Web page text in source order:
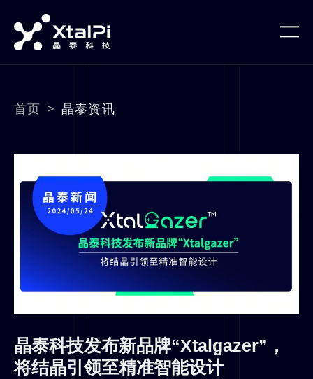
首页 > 晶泰资讯
晶泰科技发布新品牌“Xtalgazer”，
将结晶引领至精准智能设计